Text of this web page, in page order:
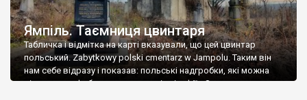
Ямпіль. Таємниця цвинтаря
Табличка і відмітка на карті вказували, що цей цвинтар
польський. Zabytkowy polski cmentarz w Jampolu. Таким він
нам себе відразу і показав: польські надгробки, які можна
віднести до фабричних, польські епітафії… Загалом цвинтар